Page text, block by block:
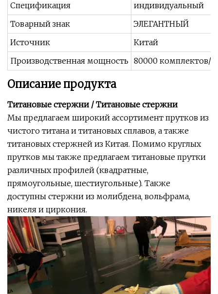
Спецификация
индивидуальный
Товарный знак
ЭЛЕГАНТНЫЙ
Источник
Китай
Производственная мощность 80000 комплектов/
Описание продукта
Титановые стержни / Титановые стержни
Мы предлагаем широкий ассортимент прутков из
чистого титана и титановых сплавов, а также
титановых стержней из Китая. Помимо круглых
прутков мы также предлагаем титановые прутки
различных профилей (квадратные,
прямоугольные, шестиугольные). Также
доступны стержни из молибдена, вольфрама,
никеля и циркония.